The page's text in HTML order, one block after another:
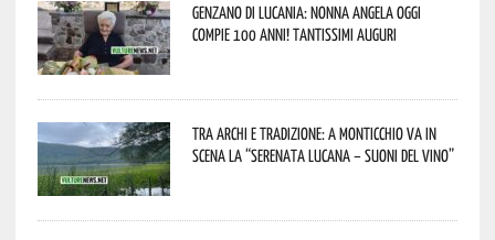
Genzano di Lucania: nonna Angela oggi
compie 100 anni! Tantissimi auguri
Tra archi e tradizione: a Monticchio va in
scena la “Serenata lucana – suoni del vino”